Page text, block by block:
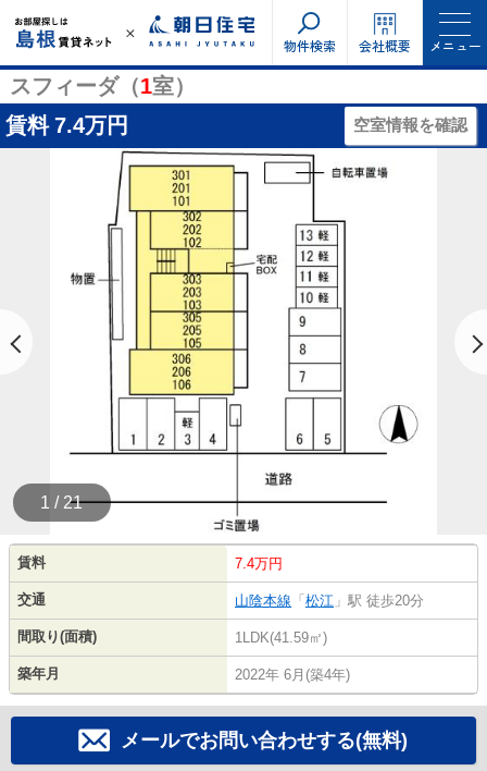
物件検索 会社概要 メニュー
スフィーダ（1室）
賃料 7.4万円 空室情報を確認
1 / 21
賃料 7.4万円
交通 山陰本線 「 松江 」駅 徒歩20分
間取り(面積) 1LDK(41.59㎡)
築年月 2022年 6月(築4年)
メールでお問い合わせする(無料)